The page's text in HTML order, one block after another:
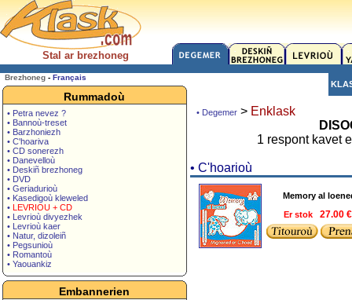
Stal ar brezhoneg
Brezhoneg - Français
Rummadoù
• Petra nevez ?
• Bannoù-treset
• Barzhoniezh
• C'hoariva
• CD sonerezh
• Danevelloù
• Deskiñ brezhoneg
• DVD
• Geriadurioù
• Kasedigoù kleweled
• LEVRIOU + CD
• Levrioù divyezhek
• Levrioù kaer
• Natur, dizoleiñ
• Pegsunioù
• Romantoù
• Yaouankiz
Embannerien
• Degemer > Enklask
1 respont kavet
• C'hoarioù
Memory al
Er stok
27.00